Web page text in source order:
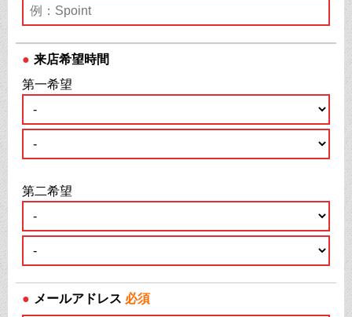
● 来店希望時間
第一希望
第二希望
● メールアドレス 必須